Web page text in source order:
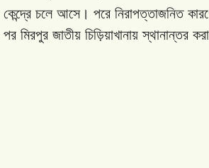
কেন্দ্রে চলে আসে। পরে নিরাপত্তাজনিত
পর মিরপুর জাতীয় চিড়িয়াখানায় স্থানান্তর করা